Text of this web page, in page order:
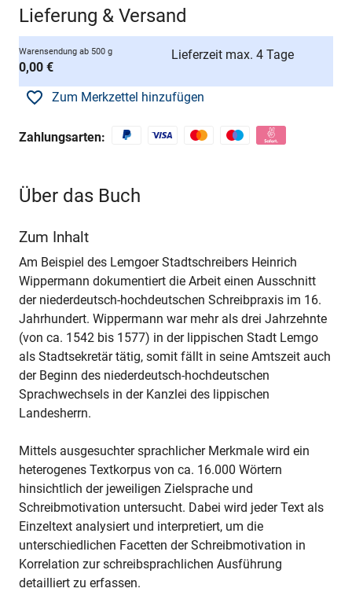
Lieferung & Versand
Warensendung ab 500 g
0,00 €
Lieferzeit max. 4 Tage
Zum Merkzettel hinzufügen
Zahlungsarten:
Über das Buch
Zum Inhalt
Am Beispiel des Lemgoer Stadtschreibers Heinrich
Wippermann dokumentiert die Arbeit einen Ausschnitt
der niederdeutsch-hochdeutschen Schreibpraxis im 16.
Jahrhundert. Wippermann war mehr als drei Jahrzehnte
(von ca. 1542 bis 1577) in der lippischen Stadt Lemgo
als Stadtsekretär tätig, somit fällt in seine Amtszeit auch
der Beginn des niederdeutsch-hochdeutschen
Sprachwechsels in der Kanzlei des lippischen
Landesherrn.
Mittels ausgesuchter sprachlicher Merkmale wird ein
heterogenes Textkorpus von ca. 16.000 Wörtern
hinsichtlich der jeweiligen Zielsprache und
Schreibmotivation untersucht. Dabei wird jeder Text als
Einzeltext analysiert und interpretiert, um die
unterschiedlichen Facetten der Schreibmotivation in
Korrelation zur schreibsprachlichen Ausführung
detailliert zu erfassen.